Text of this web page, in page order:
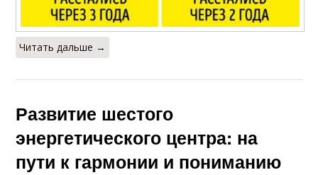
Читать дальше →
Развитие шестого
энергетического центра: на
пути к гармонии и пониманию